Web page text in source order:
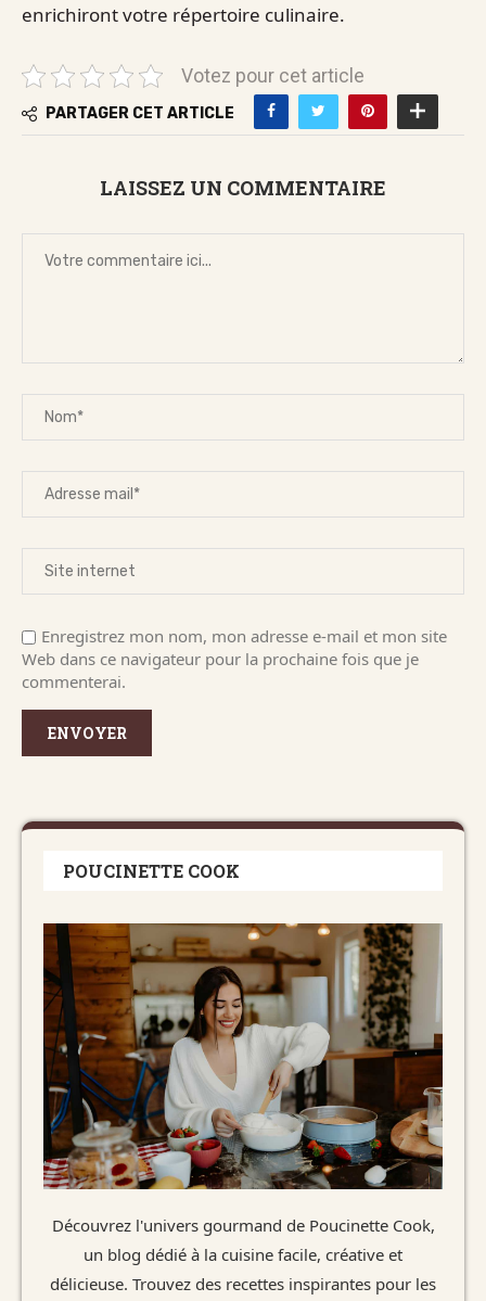
enrichiront votre répertoire culinaire.
Votez pour cet article
PARTAGER CET ARTICLE
LAISSEZ UN COMMENTAIRE
Enregistrez mon nom, mon adresse e-mail et mon site
Web dans ce navigateur pour la prochaine fois que je
commenterai.
POUCINETTE COOK
Découvrez l'univers gourmand de Poucinette Cook,
un blog dédié à la cuisine facile, créative et
délicieuse. Trouvez des recettes inspirantes pour les